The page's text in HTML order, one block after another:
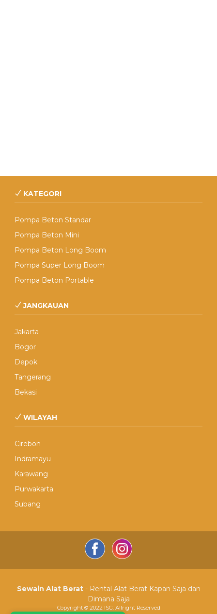
KATEGORI
Pompa Beton Standar
Pompa Beton Mini
Pompa Beton Long Boom
Pompa Super Long Boom
Pompa Beton Portable
JANGKAUAN
Jakarta
Bogor
Depok
Tangerang
Bekasi
WILAYAH
Cirebon
Indramayu
Karawang
Purwakarta
Subang
Sewain Alat Berat- Rental Alat Berat Kapan Saja dan
Dimana Saja
Copyright © 2022 ISG. Allright Reserved